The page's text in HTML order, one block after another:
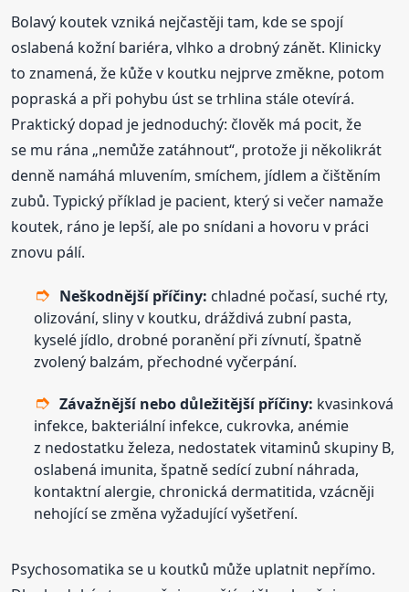
Bolavý koutek vzniká nejčastěji tam, kde se spojí
oslabená kožní bariéra, vlhko a drobný zánět. Klinicky
to znamená, že kůže v koutku nejprve změkne, potom
popraská a při pohybu úst se trhlina stále otevírá.
Praktický dopad je jednoduchý: člověk má pocit, že
se mu rána „nemůže zatáhnout“, protože ji několikrát
denně namáhá mluvením, smíchem, jídlem a čištěním
zubů. Typický příklad je pacient, který si večer namaže
koutek, ráno je lepší, ale po snídani a hovoru v práci
znovu pálí.
Neškodnější příčiny: chladné počasí, suché rty,
olizování, sliny v koutku, dráždivá zubní pasta,
kyselé jídlo, drobné poranění při zívnutí, špatně
zvolený balzám, přechodné vyčerpání.
Závažnější nebo důležitější příčiny: kvasinková
infekce, bakteriální infekce, cukrovka, anémie
z nedostatku železa, nedostatek vitaminů skupiny B,
oslabená imunita, špatně sedící zubní náhrada,
kontaktní alergie, chronická dermatitida, vzácněji
nehojící se změna vyžadující vyšetření.
Psychosomatika se u koutků může uplatnit nepřímo.